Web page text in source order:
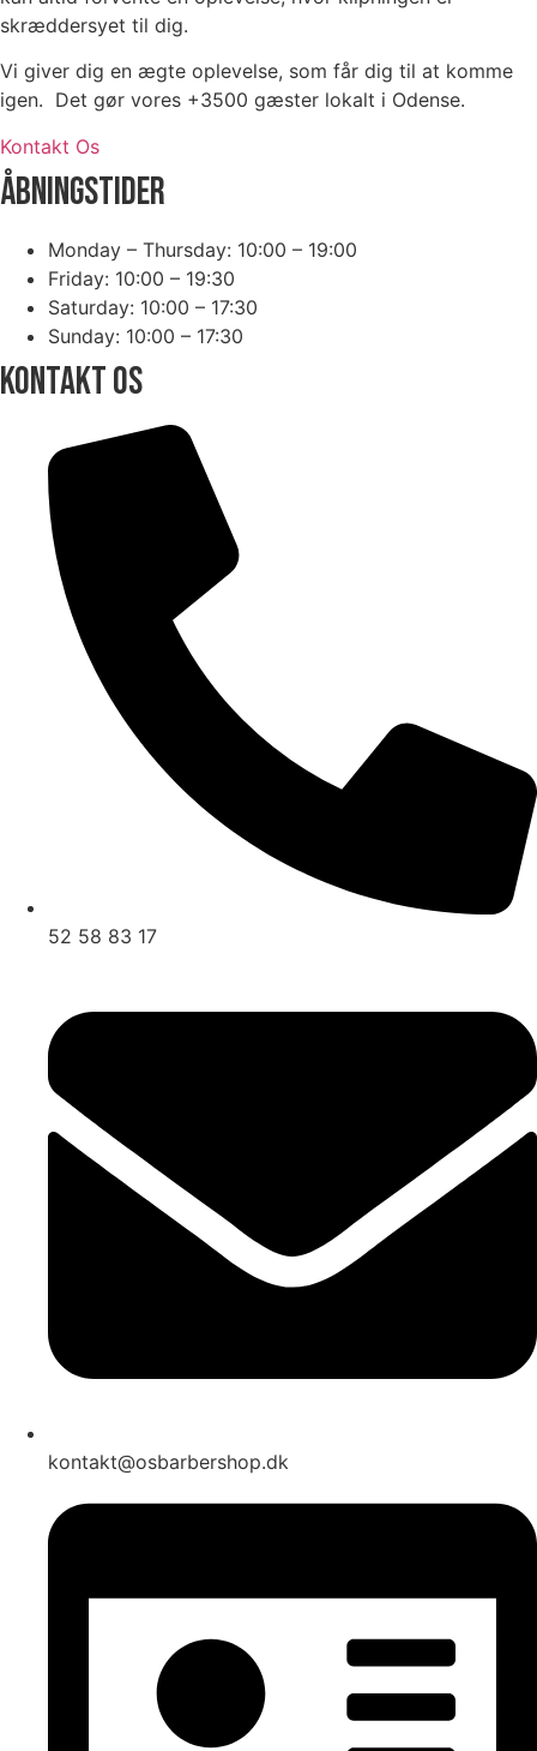
skræddersyet til dig.
Vi giver dig en ægte oplevelse, som får dig til at komme
igen. Det gør vores +3500 gæster lokalt i Odense.
Kontakt Os
ÅBNINGSTIDER
Monday – Thursday: 10:00 – 19:00
Friday: 10:00 – 19:30
Saturday: 10:00 – 17:30
Sunday: 10:00 – 17:30
KONTAKT OS
52 58 83 17
kontakt@osbarbershop.dk